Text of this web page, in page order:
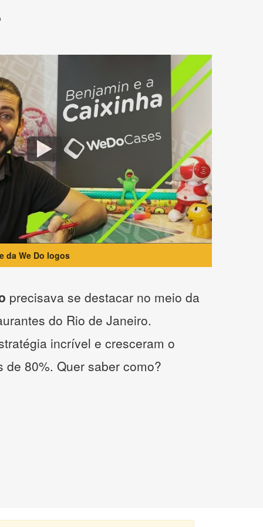
da We Do logos
precisava se destacar no meio da
do Rio de Janeiro.
incrível e cresceram o
de 80%. Quer saber como?